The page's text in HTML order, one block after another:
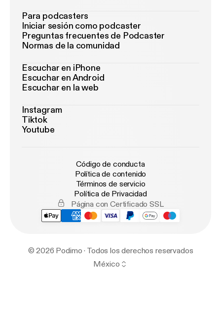
Para podcasters
Iniciar sesión como podcaster
Preguntas frecuentes de Podcaster
Normas de la comunidad
Escuchar en iPhone
Escuchar en Android
Escuchar en la web
Instagram
Tiktok
Youtube
Código de conducta
Política de contenido
Términos de servicio
Política de Privacidad
Página con Certificado SSL
© 2026 Podimo · Todos los derechos reservados
México